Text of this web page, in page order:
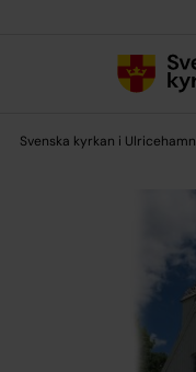
Svenska kyrkan i Ulricehamn